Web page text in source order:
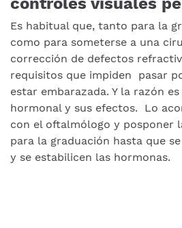
Es habitual que, tanto para la
como para someterse a una
corrección de defectos
requisitos que impiden pasar
estar embarazada. Y la razón
hormonal y sus efectos. Lo
con el oftalmólogo y posponer
para la graduación hasta que
y se estabilicen las hormonas.